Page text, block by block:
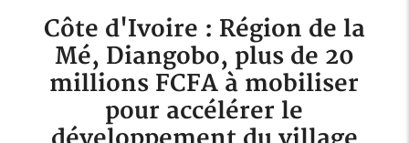
Côte d'Ivoire : Région de la
Mé, Diangobo, plus de 20
millions FCFA à mobiliser
pour accélérer le